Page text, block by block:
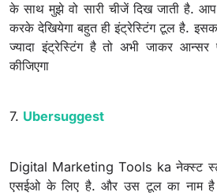
के साथ मुझे वो सारी चीजें दिख जाती है.
करके देखियेगा बहुत ही इंट्रेस्टिंग टूल है.
ज्यादा इंट्रेस्टिंग है तो अभी जाकर
कीजिएगा
7. Ubersuggest
Digital Marketing Tools ka नेक्स्ट
एसईओ के लिए है. और उस टूल का नाम